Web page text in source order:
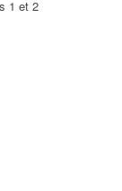
1 et 2